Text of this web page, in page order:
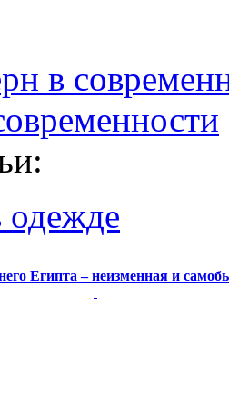
в
одежде
Египта – неизменная и